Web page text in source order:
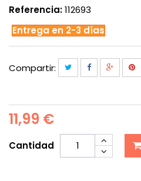
Referencia:112693
Entrega en 2-3 días
Compartir:
11,99 €
Cantidad